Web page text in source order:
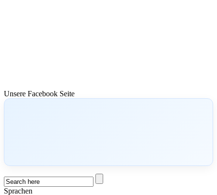
Unsere Facebook Seite
Sprachen